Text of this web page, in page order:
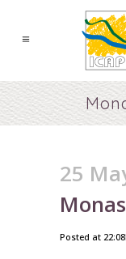
25
Posted at